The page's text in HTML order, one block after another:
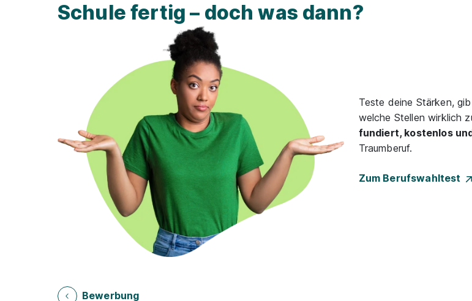
Schule fertig – doch was dann?
Teste deine Stärken,
welche Stellen wirklich
fundiert, kostenlos
Traumberuf.
Zum Berufswahltest
Bewerbung